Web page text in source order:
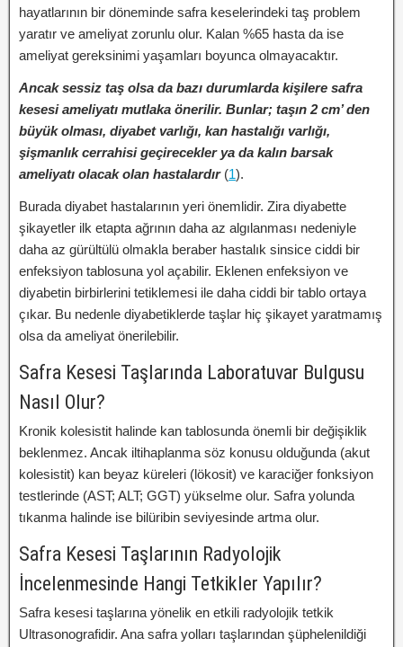
hayatlarının bir döneminde safra keselerindeki taş problem
yaratır ve ameliyat zorunlu olur. Kalan %65 hasta da ise
ameliyat gereksinimi yaşamları boyunca olmayacaktır.
Ancak sessiz taş olsa da bazı durumlarda kişilere safra
kesesi ameliyatı mutlaka önerilir. Bunlar; taşın 2 cm’ den
büyük olması, diyabet varlığı, kan hastalığı varlığı,
şişmanlık cerrahisi geçirecekler ya da kalın barsak
ameliyatı olacak olan hastalardır (1).
Burada diyabet hastalarının yeri önemlidir. Zira diyabette
şikayetler ilk etapta ağrının daha az algılanması nedeniyle
daha az gürültülü olmakla beraber hastalık sinsice ciddi bir
enfeksiyon tablosuna yol açabilir. Eklenen enfeksiyon ve
diyabetin birbirlerini tetiklemesi ile daha ciddi bir tablo ortaya
çıkar. Bu nedenle diyabetiklerde taşlar hiç şikayet yaratmamış
olsa da ameliyat önerilebilir.
Safra Kesesi Taşlarında Laboratuvar Bulgusu
Nasıl Olur?
Kronik kolesistit halinde kan tablosunda önemli bir değişiklik
beklenmez. Ancak iltihaplanma söz konusu olduğunda (akut
kolesistit) kan beyaz küreleri (lökosit) ve karaciğer fonksiyon
testlerinde (AST; ALT; GGT) yükselme olur. Safra yolunda
tıkanma halinde ise bilüribin seviyesinde artma olur.
Safra Kesesi Taşlarının Radyolojik
İncelenmesinde Hangi Tetkikler Yapılır?
Safra kesesi taşlarına yönelik en etkili radyolojik tetkik
Ultrasonografidir. Ana safra yolları taşlarından şüphelenildiği